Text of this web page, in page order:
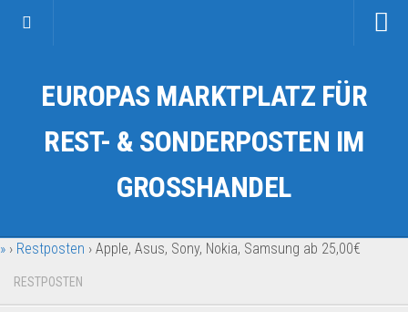
Kategorien
Auto & Motorrad
Fahrzeuge & Transport
Garten & Werkzeug
Geschäft, Büro & Schreibwaren
EUROPAS MARKTPLATZ FÜR
REST- & SONDERPOSTEN IM
GROSSHANDEL
» › Restposten › Apple, Asus, Sony, Nokia, Samsung ab 25,00€
RESTPOSTEN